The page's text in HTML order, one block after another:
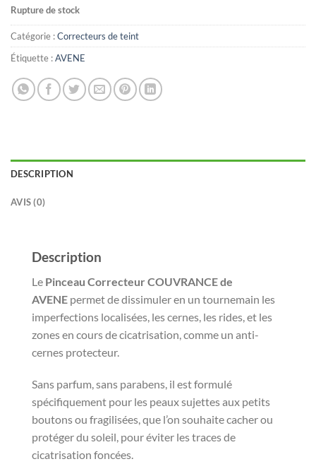
Rupture de stock
Catégorie :Correcteurs de teint
Étiquette :AVENE
DESCRIPTION
AVIS (0)
Description
Le Pinceau Correcteur COUVRANCE de
AVENE permet de dissimuler en un tournemain les
imperfections localisées, les cernes, les rides, et les
zones en cours de cicatrisation, comme un anti-
cernes protecteur.
Sans parfum, sans parabens, il est formulé
spécifiquement pour les peaux sujettes aux petits
boutons ou fragilisées, que l’on souhaite cacher ou
protéger du soleil, pour éviter les traces de
cicatrisation foncées.